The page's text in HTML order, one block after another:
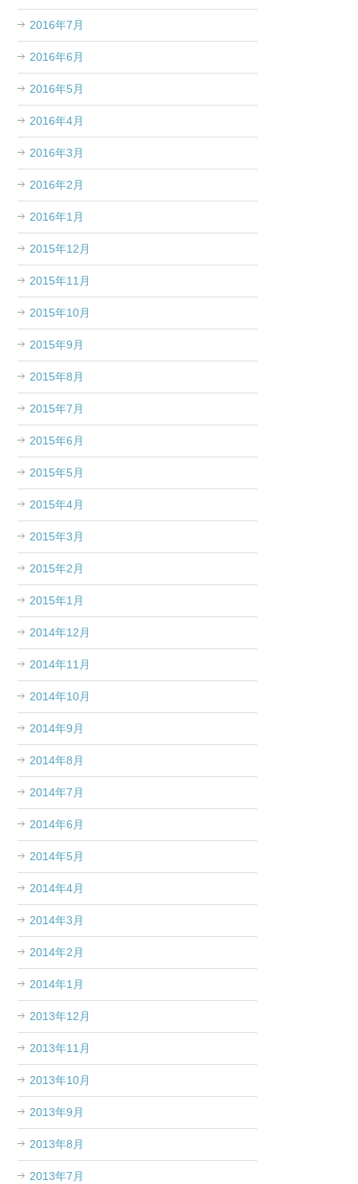
2016年7月
2016年6月
2016年5月
2016年4月
2016年3月
2016年2月
2016年1月
2015年12月
2015年11月
2015年10月
2015年9月
2015年8月
2015年7月
2015年6月
2015年5月
2015年4月
2015年3月
2015年2月
2015年1月
2014年12月
2014年11月
2014年10月
2014年9月
2014年8月
2014年7月
2014年6月
2014年5月
2014年4月
2014年3月
2014年2月
2014年1月
2013年12月
2013年11月
2013年10月
2013年9月
2013年8月
2013年7月